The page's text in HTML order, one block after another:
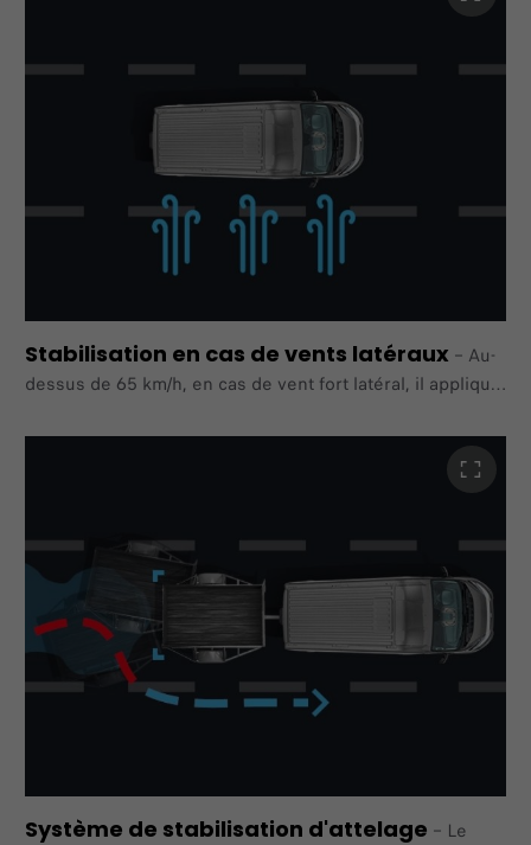
Stabilisation en cas de vents latéraux – Au-
dessus de 65 km/h, en cas de vent fort latéral, il applique
voie.
Système de stabilisation d'attelage – Le